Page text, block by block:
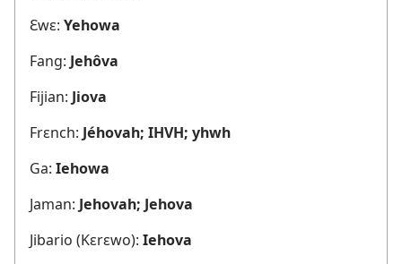
Ɛwɛ: Yehowa
Fang: Jehôva
Fijian: Jiova
Frɛnch: Jéhovah; IHVH; yhwh
Ga: Iehowa
Jaman: Jehovah; Jehova
Jibario (Kɛrɛwo): Iehova